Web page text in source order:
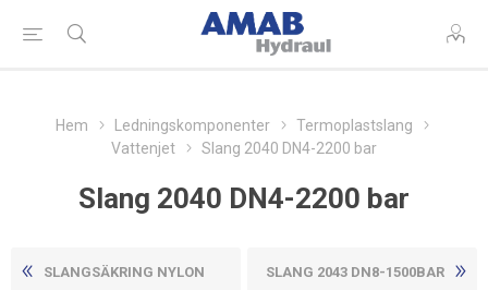
Hem Ledningskomponenter
Termoplastslang
Vattenjet
Slang 2040 DN4-2200 bar
Slang 2040 DN4-2200 bar
SLANGSÄKRING NYLON SLANG 2043 DN8-1500BAR